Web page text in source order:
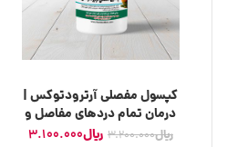
کپسول مفصلی آرترودتوکس |
درمان تمام دردهای مفاصل و
استخوان
﷼3.200.000 ﷼3.100.000